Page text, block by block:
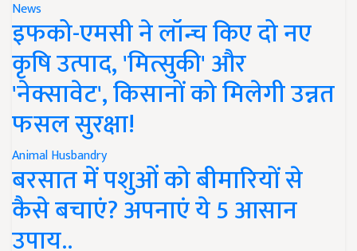
News
इफको-एमसी ने लॉन्च किए दो नए
कृषि उत्पाद, 'मित्सुकी' और
'नेक्सावेट', किसानों को मिलेगी उन्नत
फसल सुरक्षा!
Animal Husbandry
बरसात में पशुओं को बीमारियों से
कैसे बचाएं? अपनाएं ये 5 आसान
उपाय..